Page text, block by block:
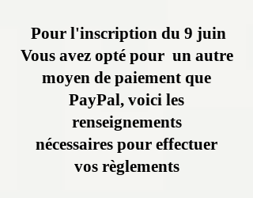
Pour l'inscription du 9 juin
Vous avez opté pour un autre
moyen de paiement que
PayPal, voici les
renseignements
nécessaires pour effectuer
vos règlements